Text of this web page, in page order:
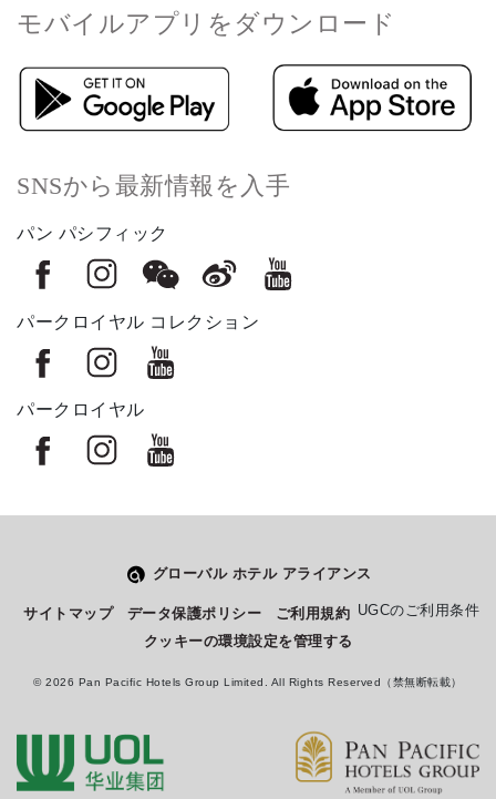
モバイルアプリをダウンロード
SNSから最新情報を入手
パン パシフィック
パークロイヤル コレクション
パークロイヤル
グローバル ホテル アライアンス
サイトマップ データ保護ポリシー ご利用規約 UGCのご利用条件
クッキーの環境設定を管理する
© 2026 Pan Pacific Hotels Group Limited. All Rights Reserved（禁無断転載）
このサイトでの経験をどのように評価しますか？
Select
1
being